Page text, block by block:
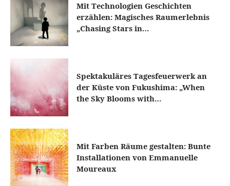
Mit Technologien Geschichten
erzählen: Magisches Raumerlebnis
„Chasing Stars in…
Spektakuläres Tagesfeuerwerk an
der Küste von Fukushima: „When
the Sky Blooms with…
Mit Farben Räume gestalten: Bunte
Installationen von Emmanuelle
Moureaux